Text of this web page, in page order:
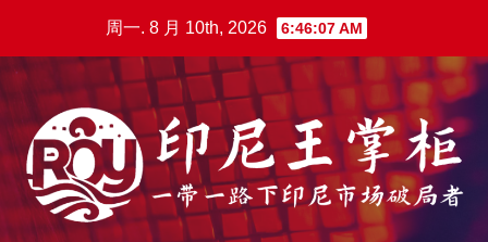
周一. 8 月 10th, 2026 6:46:08 AM